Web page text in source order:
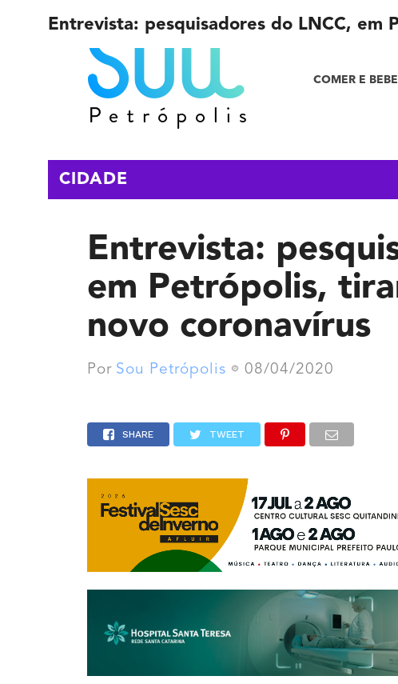
COMER E
Entrevista: pesquisadores do LNCC,
CIDADE
Entrevista:
em Petrópolis,
novo coronavírus
Por Sou Petrópolis 08/04/2020
SHARE TWEET